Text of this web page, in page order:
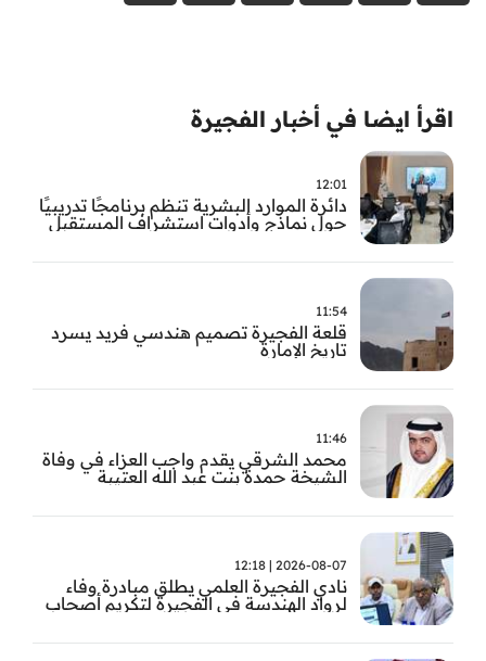
اقرأ ايضا في أخبار الفجيرة
12:01
دائرة الموارد البشرية تنظم برنامجًا تدريبيًا
حول نماذج وأدوات استشراف المستقبل
11:54
قلعة الفجيرة تصميم هندسي فريد يسرد
تاريخ الإمارة
11:46
محمد الشرقي يقدم واجب العزاء في وفاة
الشيخة حمدة بنت عبد الله العتيبة
2026-08-07 | 12:18
نادي الفجيرة العلمي يطلق مبادرة وفاء
لرواد الهندسة في الفجيرة لتكريم أصحاب